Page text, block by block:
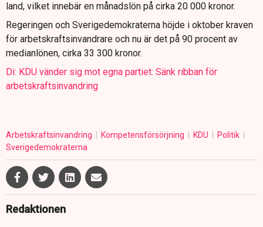
land, vilket innebär en månadslön på cirka 20 000 kronor.
Regeringen och Sverigedemokraterna höjde i oktober kraven
för arbetskraftsinvandrare och nu är det på 90 procent av
medianlönen, cirka 33 300 kronor.
Di: KDU vänder sig mot egna partiet: Sänk ribban för
arbetskraftsinvandring
Arbetskraftsinvandring Kompetensförsörjning KDU
Politik
Sverigedemokraterna
Redaktionen